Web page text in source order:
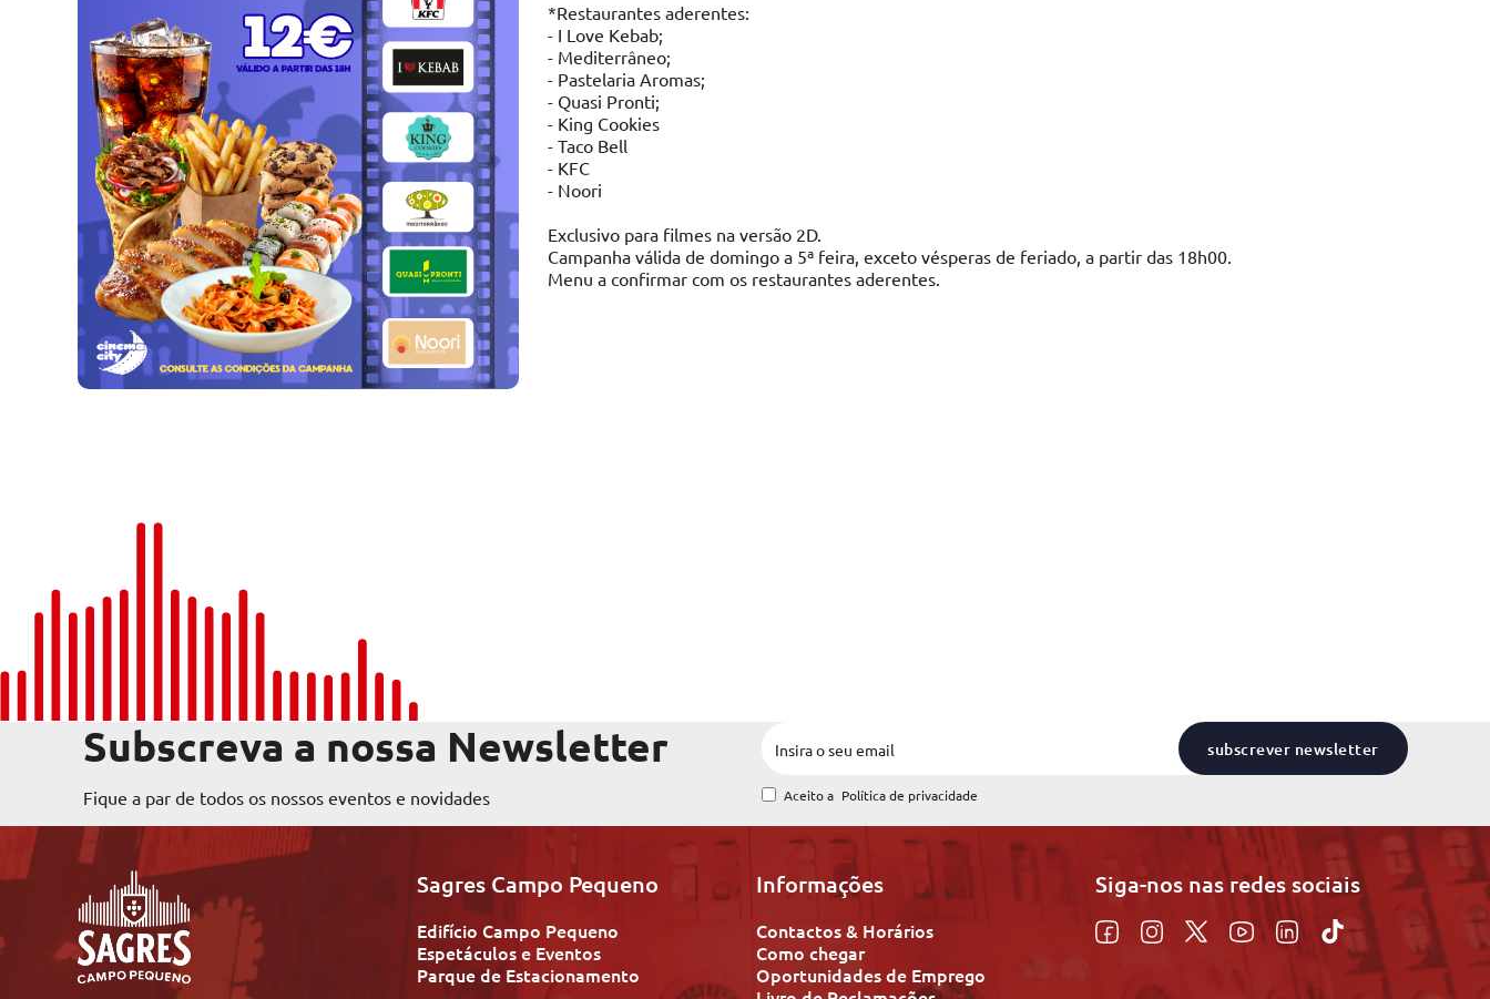
*Restaurantes aderentes:
- I Love Kebab;
- Mediterrâneo;
- Pastelaria Aromas;
- Quasi Pronti;
- King Cookies
- Taco Bell
- KFC
- Noori
Exclusivo para filmes na versão 2D.
Campanha válida de domingo a 5ª feira, exceto vésperas de feriado, a partir das 18h00.
Menu a confirmar com os restaurantes aderentes.
Subscreva a nossa Newsletter
Fique a par de todos os nossos eventos e novidades
subscrever newsletter
Aceito a Política de privacidade
Sagres Campo Pequeno
Edifício Campo Pequeno
Espetáculos e Eventos
Parque de Estacionamento
Informações
Contactos & Horários
Como chegar
Oportunidades de Emprego
Siga-nos nas redes sociais